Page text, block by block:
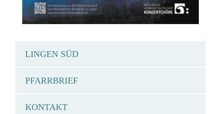
LINGEN SÜD
PFARRBRIEF
KONTAKT